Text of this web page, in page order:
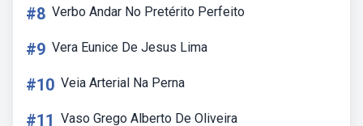
#8 Verbo Andar No Pretérito Perfeito
#9 Vera Eunice De Jesus Lima
#10 Veia Arterial Na Perna
#11 Vaso Grego Alberto De Oliveira